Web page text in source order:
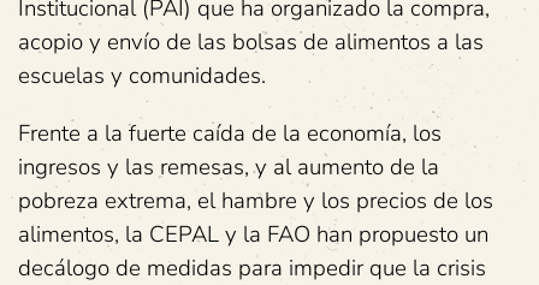
Institucional (PAI) que ha organizado la compra,
acopio y envío de las bolsas de alimentos a las
escuelas y comunidades.
Frente a la fuerte caída de la economía, los
ingresos y las remesas, y al aumento de la
pobreza extrema, el hambre y los precios de los
alimentos, la CEPAL y la FAO han propuesto un
decálogo de medidas para impedir que la crisis